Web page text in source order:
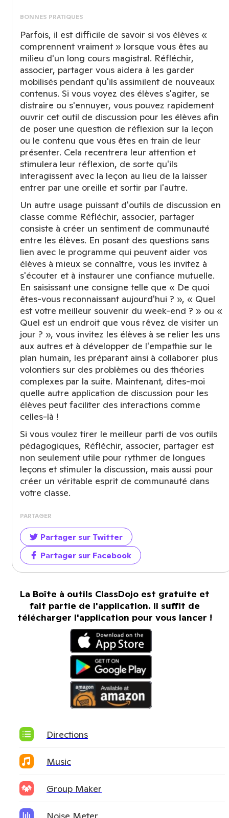
Directions
Music
Group Maker
Noise Meter
BONNES PRATIQUES
Parfois, il est difficile de savoir si vos élèves «
comprennent vraiment » lorsque vous êtes au
milieu d'un long cours magistral. Réfléchir,
associer, partager vous aidera à les garder
mobilisés pendant qu'ils assimilent de nouveaux
contenus. Si vous voyez des élèves s'agiter, se
distraire ou s'ennuyer, vous pouvez rapidement
ouvrir cet outil de discussion pour les élèves afin
de poser une question de réflexion sur la leçon
ou le contenu que vous êtes en train de leur
présenter. Cela recentrera leur attention et
stimulera leur réflexion, de sorte qu'ils
interagissent avec la leçon au lieu de la laisser
entrer par une oreille et sortir par l'autre.
Un autre usage puissant d'outils de discussion en
classe comme Réfléchir, associer, partager
consiste à créer un sentiment de communauté
entre les élèves. En posant des questions sans
lien avec le programme qui peuvent aider vos
élèves à mieux se connaître, vous les invitez à
s'écouter et à instaurer une confiance mutuelle.
En saisissant une consigne telle que « De quoi
êtes-vous reconnaissant aujourd'hui ? », « Quel
est votre meilleur souvenir du week-end ? » ou «
Quel est un endroit que vous rêvez de visiter un
jour ? », vous invitez les élèves à se relier les uns
aux autres et à développer de l'empathie sur le
plan humain, les préparant ainsi à collaborer plus
volontiers sur des problèmes ou des théories
complexes par la suite. Maintenant, dites-moi
quelle autre application de discussion pour les
élèves peut faciliter des interactions comme
celles-là !
Si vous voulez tirer le meilleur parti de vos outils
pédagogiques, Réfléchir, associer, partager est
non seulement utile pour rythmer de longues
leçons et stimuler la discussion, mais aussi pour
créer un véritable esprit de communauté dans
votre classe.
PARTAGER
Partager sur Twitter
Partager sur Facebook
La Boîte à outils ClassDojo est gratuite et
fait partie de l'application. Il suffit de
télécharger l'application pour vous lancer !